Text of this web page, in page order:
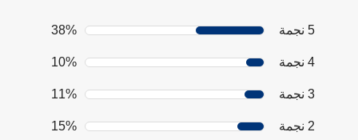
5 نجمة 38%
4 نجمة 10%
3 نجمة 11%
2 نجمة 15%